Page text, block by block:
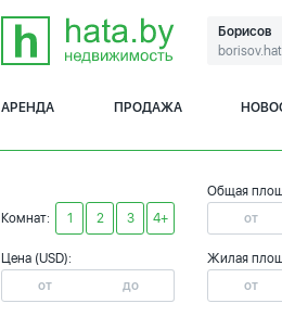
Борисов
АРЕНДА ПРОДАЖА
Комнат: 1 2 3 4+
Цена (USD):
Общая
Жилая